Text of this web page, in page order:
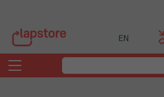
EN
Toggle
navigation